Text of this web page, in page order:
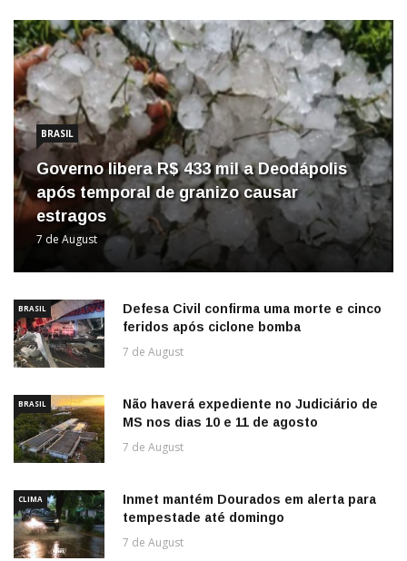
BRASIL
Governo libera R$ 433 mil a Deodápolis
após temporal de granizo causar
estragos
7 de August
BRASIL
Defesa Civil confirma uma morte e cinco
feridos após ciclone bomba
7 de August
BRASIL
Não haverá expediente no Judiciário de
MS nos dias 10 e 11 de agosto
7 de August
CLIMA
Inmet mantém Dourados em alerta para
tempestade até domingo
7 de August